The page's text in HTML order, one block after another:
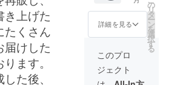
き上げた
たくさん
届けした
ます。
た後、
てご確
さい。
ます。
はぼろ
ぞうき
ん』完
シャツ
(S.M.L)
もえ
ちゃ
ブ招待
券 ・プ
ロジェ
クト限
定タオ
ル(ぼろ
ぞうき
んにな
詳細を見る
の
リ
タ
ー
ン
を
選
択
す
る
このプロ
ジェクト